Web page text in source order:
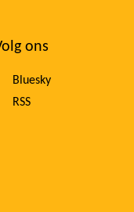
ons
Bluesky
RSS